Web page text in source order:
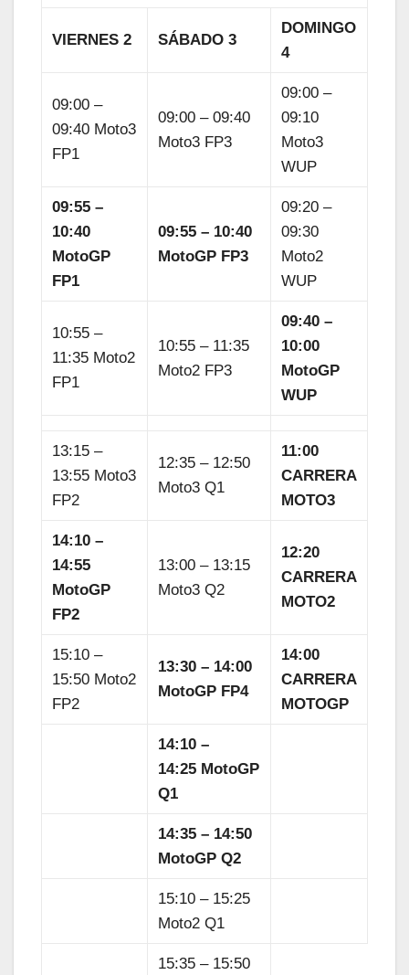
VIERNES 2 SÁBADO 3
DOMINGO
4
09:00 –
09:40 Moto3
FP1
09:00 – 09:40
Moto3 FP3
09:00 –
09:10
Moto3
WUP
09:55 –
10:40
MotoGP
FP1
09:55 – 10:40
MotoGP FP3
09:20 –
09:30
Moto2
WUP
10:55 –
11:35 Moto2
FP1
10:55 – 11:35
Moto2 FP3
09:40 –
10:00
MotoGP
WUP
13:15 –
13:55 Moto3
FP2
12:35 – 12:50
Moto3 Q1
11:00
CARRERA
MOTO3
14:10 –
14:55
MotoGP
FP2
13:00 – 13:15
Moto3 Q2
12:20
CARRERA
MOTO2
15:10 –
15:50 Moto2
FP2
13:30 – 14:00
MotoGP FP4
14:00
CARRERA
MOTOGP
14:10 –
14:25 MotoGP
Q1
14:35 – 14:50
MotoGP Q2
15:10 – 15:25
Moto2 Q1
15:35 – 15:50